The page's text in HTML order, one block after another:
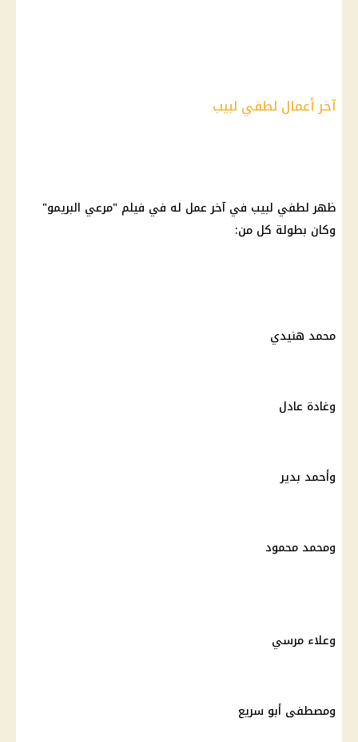
آخر أعمال لطفي لبيب
ظهر لطفي لبيب في آخر عمل له في فيلم "مرعي البريمو"
وكان بطولة كل من:
محمد هنيدي
وغادة عادل
وأحمد بدير
ومحمد محمود
وعلاء مرسي
ومصطفى أبو سريع